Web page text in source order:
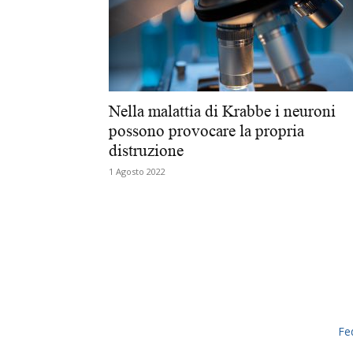
Nella malattia di Krabbe i neuroni
possono provocare la propria
distruzione
1 Agosto 2022